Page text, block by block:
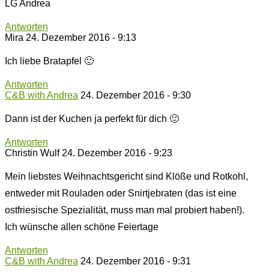
LG Andrea
Antworten
Mira 24. Dezember 2016 - 9:13
Ich liebe Bratapfel 🙂
Antworten
C&B with Andrea 24. Dezember 2016 - 9:30
Dann ist der Kuchen ja perfekt für dich 🙂
Antworten
Christin Wulf 24. Dezember 2016 - 9:23
Mein liebstes Weihnachtsgericht sind Klöße und Rotkohl,
entweder mit Rouladen oder Snirtjebraten (das ist eine
ostfriesische Spezialität, muss man mal probiert haben!).
Ich wünsche allen schöne Feiertage
Antworten
C&B with Andrea 24. Dezember 2016 - 9:31